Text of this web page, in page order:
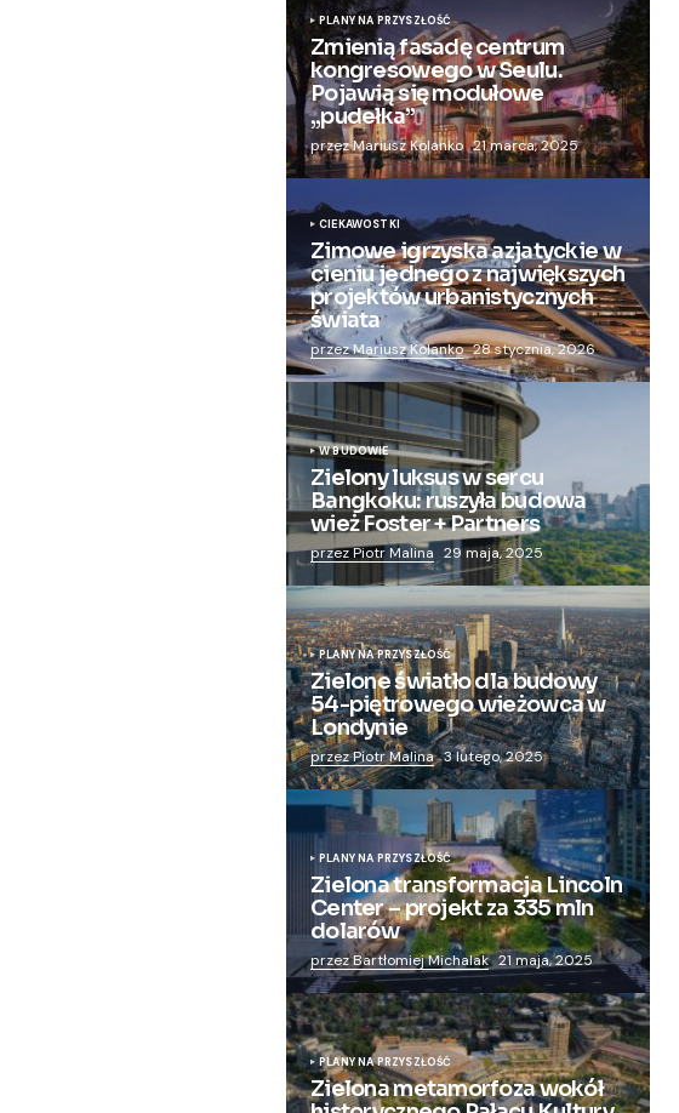
PLANY NA PRZYSZŁOŚĆ
Zmienią fasadę centrum
kongresowego w Seulu.
Pojawią się modułowe
„pudełka”
przez Mariusz Kolanko 21 marca, 2025
CIEKAWOSTKI
Zimowe igrzyska azjatyckie w
cieniu jednego z największych
projektów urbanistycznych
świata
przez Mariusz Kolanko 28 stycznia, 2026
W BUDOWIE
Zielony luksus w sercu
Bangkoku: ruszyła budowa
wież Foster + Partners
przez Piotr Malina 29 maja, 2025
PLANY NA PRZYSZŁOŚĆ
Zielone światło dla budowy
54-piętrowego wieżowca w
Londynie
przez Piotr Malina 3 lutego, 2025
PLANY NA PRZYSZŁOŚĆ
Zielona transformacja Lincoln
Center – projekt za 335 mln
dolarów
przez Bartłomiej Michalak 21 maja, 2025
PLANY NA PRZYSZŁOŚĆ
Zielona metamorfoza wokół